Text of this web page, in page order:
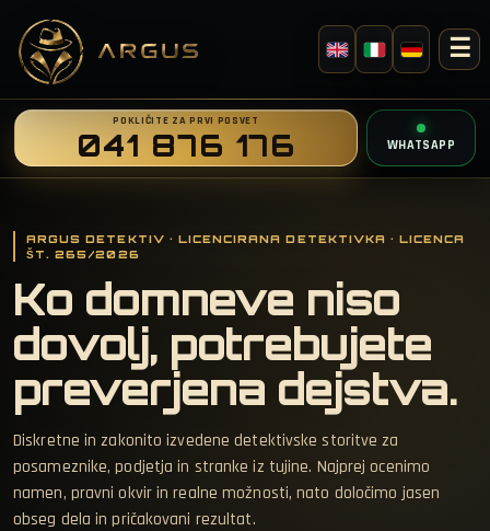
☰
POKLIČITE ZA PRVI POSVET
041 876 176 WHATSAPP
ARGUS DETEKTIV · LICENCIRANA DETEKTIVKA · LICENCA
ŠT. 265/2026
Ko domneve niso
dovolj, potrebujete
preverjena dejstva.
Diskretne in zakonito izvedene detektivske storitve za
posameznike, podjetja in stranke iz tujine. Najprej ocenimo
namen, pravni okvir in realne možnosti, nato določimo jasen
obseg dela in pričakovani rezultat.